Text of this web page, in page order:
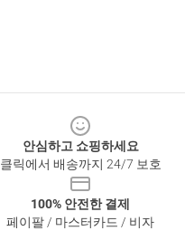
안심하고 쇼핑하세요
클릭에서 배송까지 24/7 보호
100% 안전한 결제
페이팔 / 마스터카드 / 비자